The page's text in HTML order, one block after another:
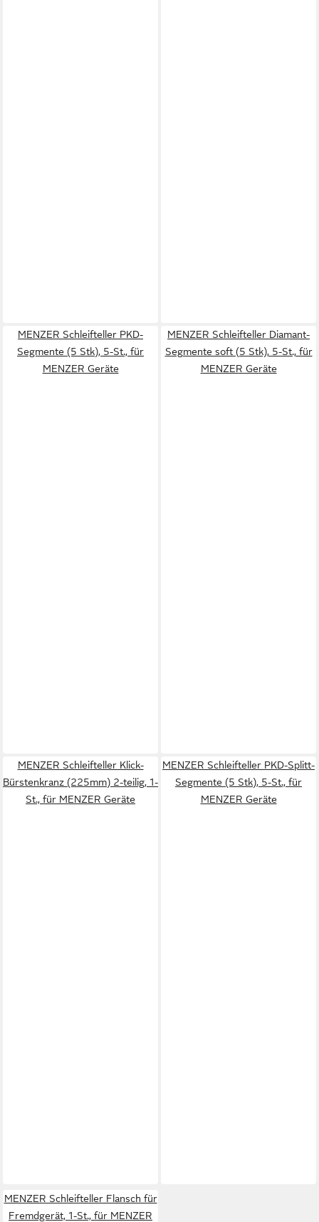
MENZER Schleifteller PKD-
Segmente (5 Stk), 5-St., für
MENZER Geräte
MENZER Schleifteller Diamant-
Segmente soft (5 Stk), 5-St., für
MENZER Geräte
MENZER Schleifteller Klick-
Bürstenkranz (225mm) 2-teilig, 1-
St., für MENZER Geräte
MENZER Schleifteller PKD-Splitt-
Segmente (5 Stk), 5-St., für
MENZER Geräte
MENZER Schleifteller Flansch für
Fremdgerät, 1-St., für MENZER